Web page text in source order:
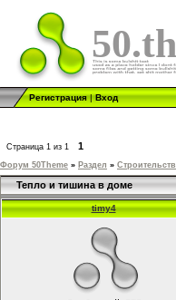
Регистрация|Вход
Страница 1 из 1 1
Форум 50Theme » Раздел »
Тепло и тишина в доме
timy4